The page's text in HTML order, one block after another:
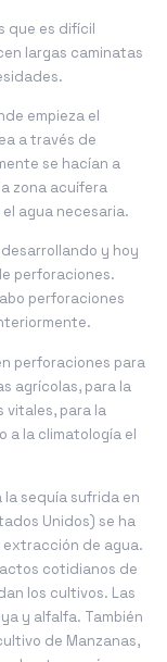
que es difícil
largas caminatas
empieza el
a través de
se hacían a
zona acuífera
agua necesaria.
y hoy
perforaciones.
perforaciones
perforaciones para
agrícolas, para la
vitales, para la
a la climatología el
sequía sufrida en
Unidos) se ha
de agua.
cotidianos de
los cultivos. Las
y alfalfa. También
de Manzanas,